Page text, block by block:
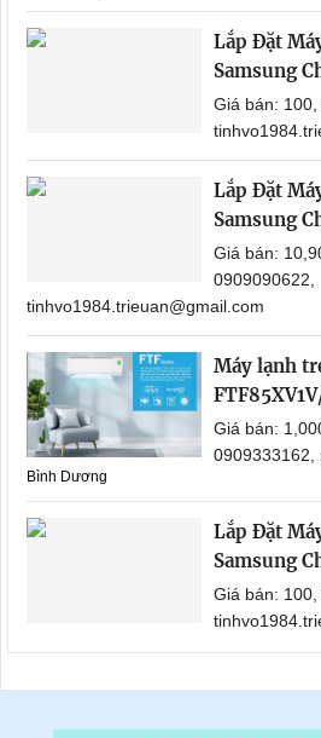
Lắp Đặt
Samsung
Giá bán:
Lắp Đặt
Samsung
Giá bán:
0909090622,
tinhvo1984.trieuan@gmail.com
Máy lạnh
Giá bán:
0909333162,
Bình Dương
Lắp Đặt
Samsung
Giá bán: